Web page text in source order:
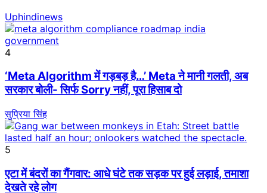
Uphindinews
4
‘Meta Algorithm में गड़बड़ है…’ Meta ने मानी गलती, अब
सरकार बोली- सिर्फ Sorry नहीं, पूरा हिसाब दो
सुप्रिया सिंह
5
एटा में बंदरों का गैंगवार: आधे घंटे तक सड़क पर हुई लड़ाई, तमाशा
देखते रहे लोग